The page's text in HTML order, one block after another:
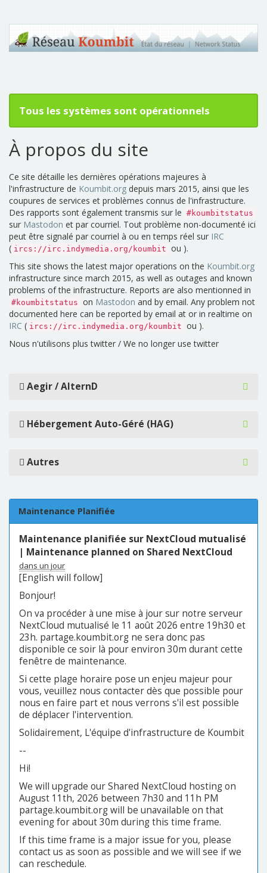
Tous les systèmes sont opérationnels
À propos du site
Ce site détaille les dernières opérations majeures à
l'infrastructure de Koumbit.org depuis mars 2015, ainsi que les
coupures de services et problèmes connus de l'infrastructure.
Des rapports sont également transmis sur le #koumbitstatus
sur Mastodon et par courriel. Tout problème non-documenté ici
peut être signalé par courriel à ou en temps réel sur IRC
( ircs://irc.indymedia.org/koumbit ou ).
This site shows the latest major operations on the Koumbit.org
infrastructure since march 2015, as well as outages and known
problems of the infrastructure. Reports are also mentionned in
#koumbitstatus on Mastodon and by email. Any problem not
documented here can be reported by email at or in realtime on
IRC ( ircs://irc.indymedia.org/koumbit ou ).
Nous n'utilisons plus twitter / We no longer use twitter
Aegir / AlternD
Hébergement Auto-Géré (HAG)
Autres
Maintenance Planifiée
Maintenance planifiée sur NextCloud mutualisé
| Maintenance planned on Shared NextCloud
dans un jour
[English will follow]
Bonjour!
On va procéder à une mise à jour sur notre serveur
NextCloud mutualisé le 11 août 2026 entre 19h30 et
23h. partage.koumbit.org ne sera donc pas
disponible ce soir là pour environ 30m durant cette
fenêtre de maintenance.
Si cette plage horaire pose un enjeu majeur pour
vous, veuillez nous contacter dès que possible pour
nous en faire part et nous verrons s'il est possible
de déplacer l'intervention.
Solidairement, L'équipe d'infrastructure de Koumbit
--
Hi!
We will upgrade our Shared NextCloud hosting on
August 11th, 2026 between 7h30 and 11h PM
partage.koumbit.org will be unavailable on that
evening for about 30m during this time frame.
If this time frame is a major issue for you, please
contact us as soon as possible and we will see if we
can reschedule.